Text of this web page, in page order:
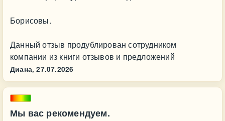
Борисовы.
Данный отзыв продублирован сотрудником
компании из книги отзывов и предложений
Диана, 27.07.2026
Мы вас рекомендуем.